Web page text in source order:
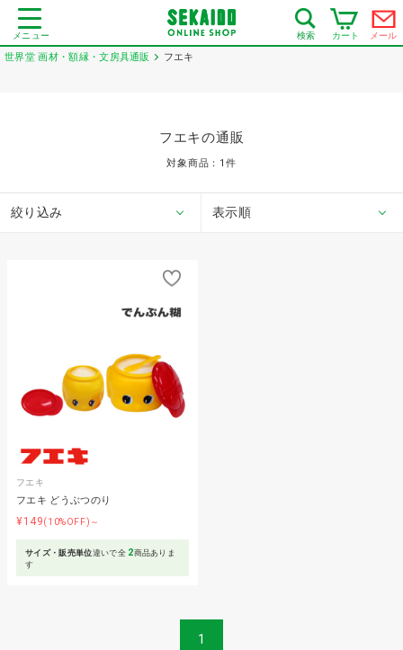
メニュー 検索 カート メール
世界堂 画材・額縁・文房具通販 フエキ
フエキの通販
対象商品： 1 件
絞り込み 表示順
フエキ
フエキ どうぶつのり
¥149(10%OFF)～
サイズ・販売単位違いで全 2商品ありま
す
1